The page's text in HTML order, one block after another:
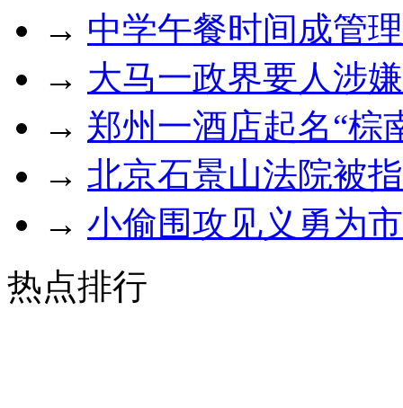
→ 中学午餐时间成管
→ 大马一政界要人涉
→ 郑州一酒店起名“棕
→ 北京石景山法院被
→ 小偷围攻见义勇为
热点排行